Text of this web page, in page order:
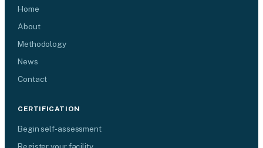
Home
About
Methodology
News
Contact
CERTIFICATION
Begin self-assessment